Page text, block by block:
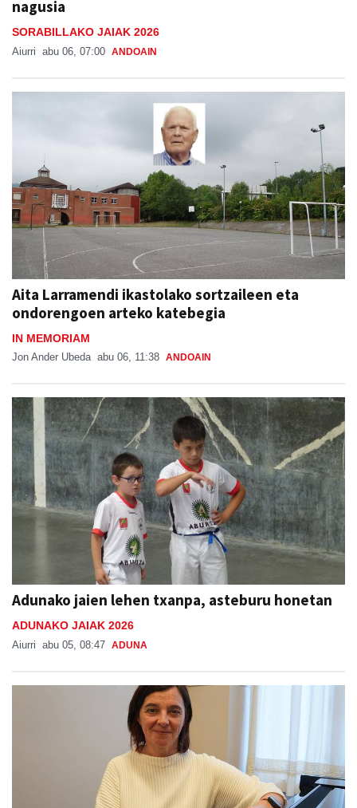
nagusia
SORABILLAKO JAIAK 2026
Aiurri abu 06, 07:00 ANDOAIN
Aita Larramendi ikastolako sortzaileen eta
ondorengoen arteko katebegia
IN MEMORIAM
Jon Ander Ubeda abu 06, 11:38 ANDOAIN
Adunako jaien lehen txanpa, asteburu honetan
ADUNAKO JAIAK 2026
Aiurri abu 05, 08:47 ADUNA